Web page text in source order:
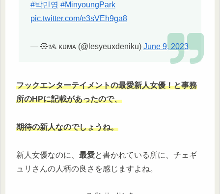
#박민영 #MinyoungPark
pic.twitter.com/e3sVEh9ga8
— 🧸ᝰ ᴋᴜᴍᴀ (@lesyeuxdeniku) June 9, 2023
フックエンターテイメントの最愛新人女優！と事務
所のHPに記載があったので、
期待の新人なのでしょうね。
新人女優なのに、 最愛と書かれている所に、チェギ
ュリさんの人柄の良さを感じますよね。